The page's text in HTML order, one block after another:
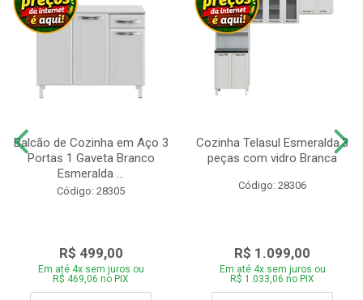
Balcão de Cozinha em Aço 3
Portas 1 Gaveta Branco
Esmeralda ...
Código: 28305
R$ 499,00
Em até 4x sem juros ou
R$ 469,06 no PIX
Cozinha Telasul Esmeralda.3
peças com vidro Branca
Código: 28306
R$ 1.099,00
Em até 4x sem juros ou
R$ 1.033,06 no PIX